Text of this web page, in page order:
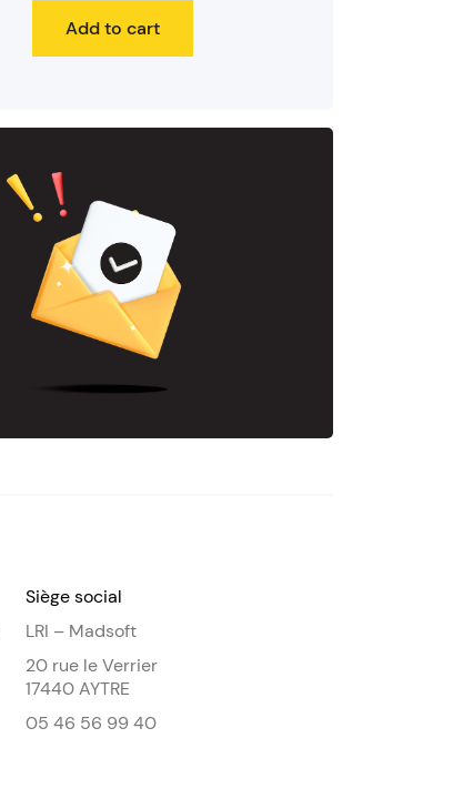
Add to cart
Siège social
LRI – Madsoft
20 rue le Verrier
17440 AYTRE
05 46 56 99 40